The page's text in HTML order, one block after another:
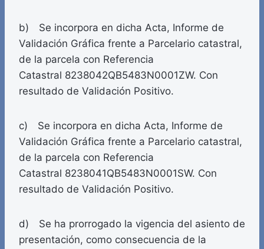
b) Se incorpora en dicha Acta, Informe de
Validación Gráfica frente a Parcelario catastral,
de la parcela con Referencia
Catastral 8238042QB5483N0001ZW. Con
resultado de Validación Positivo.
c) Se incorpora en dicha Acta, Informe de
Validación Gráfica frente a Parcelario catastral,
de la parcela con Referencia
Catastral 8238041QB5483N0001SW. Con
resultado de Validación Positivo.
d) Se ha prorrogado la vigencia del asiento de
presentación, como consecuencia de la